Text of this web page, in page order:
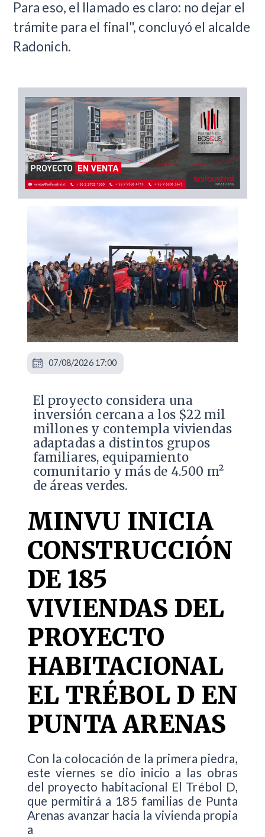
Para eso, el llamado es claro: no dejar el
trámite para el final", concluyó el alcalde
Radonich.
El proyecto considera una
inversión cercana a los $22 mil
millones y contempla viviendas
adaptadas a distintos grupos
familiares, equipamiento
comunitario y más de 4.500 m²
de áreas verdes.
MINVU INICIA
CONSTRUCCIÓN
DE 185
VIVIENDAS DEL
PROYECTO
HABITACIONAL
EL TRÉBOL D EN
PUNTA ARENAS
Con la colocación de la primera piedra,
este viernes se dio inicio a las obras
del proyecto habitacional El Trébol D,
que permitirá a 185 familias de Punta
Arenas avanzar hacia la vivienda propia
a
07/08/2026 17:00